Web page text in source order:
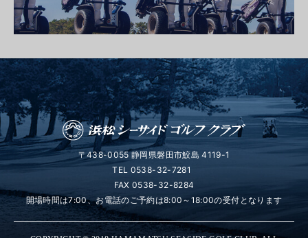
〒438-0055 静岡県磐田市鮫島 4119-1
TEL 0538-32-7281
FAX 0538-32-8284
開場時間は7:00、お電話のご予約は8:00～18:00の受付となります